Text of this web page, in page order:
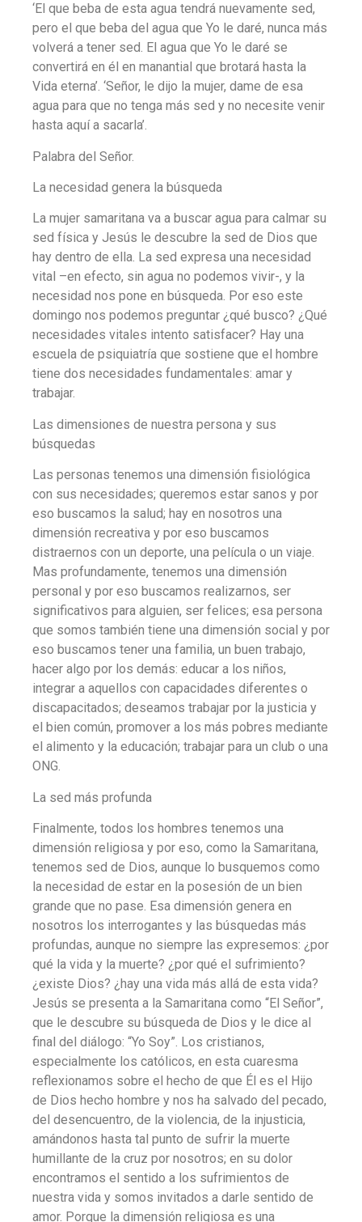
‘El que beba de esta agua tendrá nuevamente sed,
pero el que beba del agua que Yo le daré, nunca más
volverá a tener sed. El agua que Yo le daré se
convertirá en él en manantial que brotará hasta la
Vida eterna’. ‘Señor, le dijo la mujer, dame de esa
agua para que no tenga más sed y no necesite venir
hasta aquí a sacarla’.
Palabra del Señor.
La necesidad genera la búsqueda
La mujer samaritana va a buscar agua para calmar su
sed física y Jesús le descubre la sed de Dios que
hay dentro de ella. La sed expresa una necesidad
vital –en efecto, sin agua no podemos vivir-, y la
necesidad nos pone en búsqueda. Por eso este
domingo nos podemos preguntar ¿qué busco? ¿Qué
necesidades vitales intento satisfacer? Hay una
escuela de psiquiatría que sostiene que el hombre
tiene dos necesidades fundamentales: amar y
trabajar.
Las dimensiones de nuestra persona y sus
búsquedas
Las personas tenemos una dimensión fisiológica
con sus necesidades; queremos estar sanos y por
eso buscamos la salud; hay en nosotros una
dimensión recreativa y por eso buscamos
distraernos con un deporte, una película o un viaje.
Mas profundamente, tenemos una dimensión
personal y por eso buscamos realizarnos, ser
significativos para alguien, ser felices; esa persona
que somos también tiene una dimensión social y por
eso buscamos tener una familia, un buen trabajo,
hacer algo por los demás: educar a los niños,
integrar a aquellos con capacidades diferentes o
discapacitados; deseamos trabajar por la justicia y
el bien común, promover a los más pobres mediante
el alimento y la educación; trabajar para un club o una
ONG.
La sed más profunda
Finalmente, todos los hombres tenemos una
dimensión religiosa y por eso, como la Samaritana,
tenemos sed de Dios, aunque lo busquemos como
la necesidad de estar en la posesión de un bien
grande que no pase. Esa dimensión genera en
nosotros los interrogantes y las búsquedas más
profundas, aunque no siempre las expresemos: ¿por
qué la vida y la muerte? ¿por qué el sufrimiento?
¿existe Dios? ¿hay una vida más allá de esta vida?
Jesús se presenta a la Samaritana como “El Señor”,
que le descubre su búsqueda de Dios y le dice al
final del diálogo: “Yo Soy”. Los cristianos,
especialmente los católicos, en esta cuaresma
reflexionamos sobre el hecho de que Él es el Hijo
de Dios hecho hombre y nos ha salvado del pecado,
del desencuentro, de la violencia, de la injusticia,
amándonos hasta tal punto de sufrir la muerte
humillante de la cruz por nosotros; en su dolor
encontramos el sentido a los sufrimientos de
nuestra vida y somos invitados a darle sentido de
amor. Porque la dimensión religiosa es una